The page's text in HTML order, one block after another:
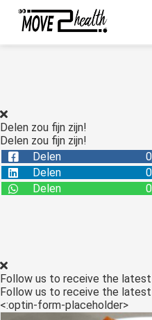
Delen zou fijn zijn!
Delen zou fijn zijn!
Delen
0
Delen
0
Delen
0
Follow us to receive the
Follow us to receive the
<:optin-form-placeholder>
gebruikt
deze